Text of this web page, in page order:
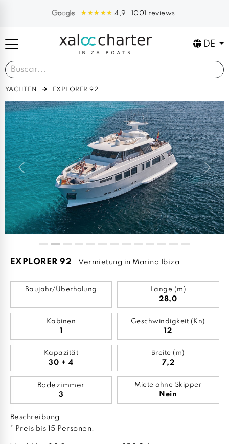
4,9 1001 reviews
DE
YACHTEN EXPLORER 92
Previous Next
EXPLORER 92 Vermietung in Marina Ibiza
Baujahr/Überholung Länge (m)
28,0
Kabinen
1
Geschwindigkeit (Kn)
12
Kapazität
30 + 4
Breite (m)
7,2
Badezimmer
3
Miete ohne Skipper
Nein
Beschreibung
* Preis bis 15 Personen.